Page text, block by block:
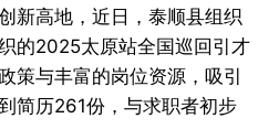
新高地，近日，泰顺县组织
的2025太原站全国巡回引才
策与丰富的岗位资源，吸引
简历261份，与求职者初步